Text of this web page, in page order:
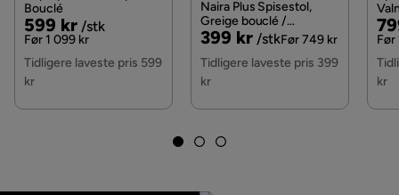
Fargenavn Beige
Vaskbar
Garanti 10 år
Uttrekkbar dagseng
Bouclé
Pris
599 kr /stk
Original
Pris
Før 1 099 kr
Tidligere laveste pris 599
kr
Naira Plus Spisestol,
Greige bouclé /
Metallben valnøtt
Pris
399 kr /stk
Original
Pris
Før 749 kr
Tidligere laveste pris 399
kr
Før
kr